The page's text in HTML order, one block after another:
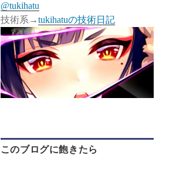
@tukihatu
技術系→tukihatuの技術日記
このブログに飽きたら